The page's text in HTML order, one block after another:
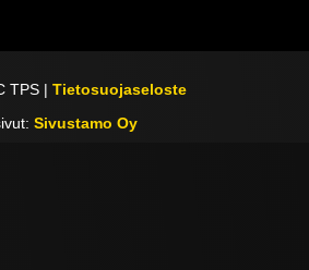
TPS |Tietosuojaseloste
Sivustamo Oy